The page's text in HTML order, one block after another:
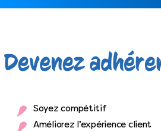
Soyez compétitif
Améliorez l’expérience client